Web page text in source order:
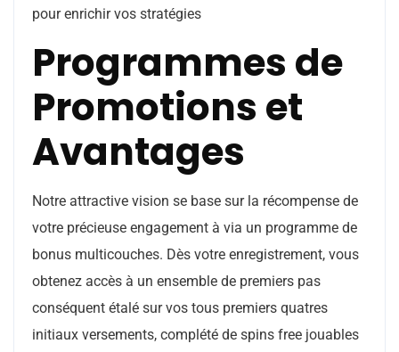
pour enrichir vos stratégies
Programmes de
Promotions et
Avantages
Notre attractive vision se base sur la récompense de
votre précieuse engagement à via un programme de
bonus multicouches. Dès votre enregistrement, vous
obtenez accès à un ensemble de premiers pas
conséquent étalé sur vos tous premiers quatres
initiaux versements, complété de spins free jouables